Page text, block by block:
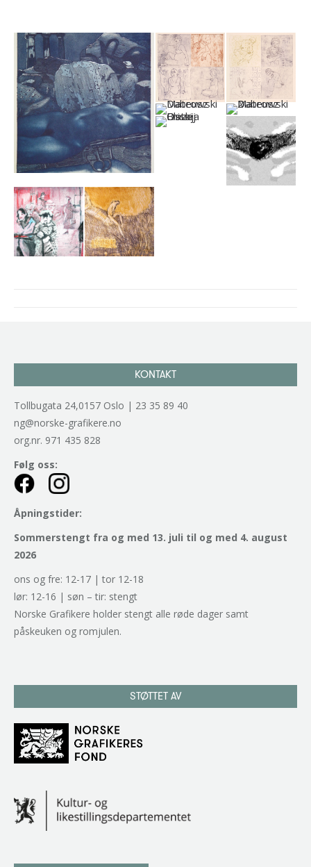
KONTAKT
Tollbugata 24,0157 Oslo | 23 35 89 40
ng@norske-grafikere.no
org.nr. 971 435 828
Følg oss:
Åpningstider:
Sommerstengt fra og med 13. juli til og med 4. august
2026
ons og fre: 12-17 | tor 12-18
lør: 12-16 | søn – tir: stengt
Norske Grafikere holder stengt alle røde dager samt
påskeuken og romjulen.
STØTTET AV